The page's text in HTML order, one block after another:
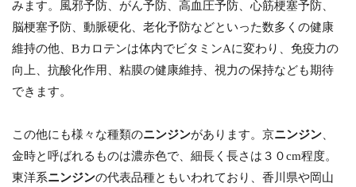
みます。風邪予防、がん予防、高血圧予防、心筋梗塞予防、
脳梗塞予防、動脈硬化、老化予防などといった数多くの健康
維持の他、Bカロテンは体内でビタミンAに変わり、免疫力の
向上、抗酸化作用、粘膜の健康維持、視力の保持なども期待
できます。
この他にも様々な種類のニンジンがあります。京ニンジン
金時と呼ばれるものは濃赤色で、細長く長さは３０cm程度。
東洋系ニンジンの代表品種ともいわれており、香川県や岡山